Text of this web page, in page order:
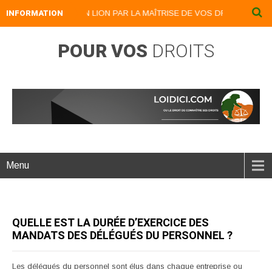
INFORMATIONDEVENEZ UN LION PAR LA MAÎTRISE DE VOS DROITS :
POUR VOS DROITS
Menu
QUELLE EST LA DURÉE D’EXERCICE DES
MANDATS DES DÉLÉGUÉS DU PERSONNEL ?
Les délégués du personnel sont élus dans chaque entreprise ou